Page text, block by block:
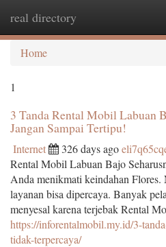
real directory
Home
1
3 Tanda Rental Mobil Labuan
Jangan Sampai Tertipu!
Internet 326 days ago
Rental Mobil Labuan Bajo
Anda menikmati keindahan Flores.
layanan bisa dipercaya. Banyak
menyesal karena terjebak Rental
https://inforentalmobil.my.id/3-
tidak-terpercaya/